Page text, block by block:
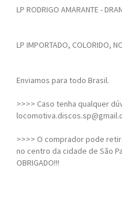
LP RODRIGO AMARANTE -
LP IMPORTADO, COLORIDO,
Enviamos para todo Brasil.
>>>> Caso tenha qualquer
>>>> O comprador pode
no centro da cidade de São
OBRIGADO!!!